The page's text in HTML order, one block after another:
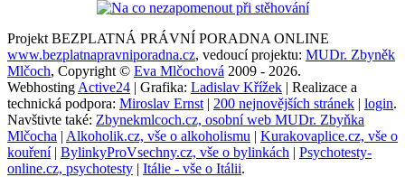
Projekt BEZPLATNÁ PRÁVNÍ PORADNA ONLINE
www.bezplatnapravniporadna.cz, vedoucí projektu: MUDr. Zbyněk
Mlčoch, Copyright © Eva Mlčochová 2009 - 2026.
Webhosting Active24 | Grafika: Ladislav Křížek | Realizace a
technická podpora: Miroslav Ernst | 200 nejnovějších stránek | login.
Navštivte také: Zbynekmlcoch.cz, osobní web MUDr. Zbyňka
Mlčocha | Alkoholik.cz, vše o alkoholismu | Kurakovaplice.cz, vše o
kouření| BylinkyProVsechny.cz, vše o bylinkách | Psychotesty-
online.cz, psychotesty | Itálie - vše o Itálii.